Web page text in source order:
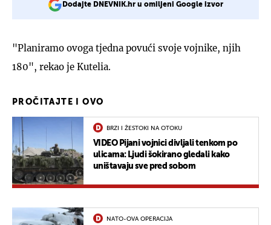
Dodajte DNEVNIK.hr u omiljeni Google izvor
"Planiramo ovoga tjedna povući svoje vojnike, njih
180", rekao je Kutelia.
PROČITAJTE I OVO
BRZI I ŽESTOKI NA OTOKU
VIDEO Pijani vojnici divljali tenkom po
ulicama: Ljudi šokirano gledali kako
uništavaju sve pred sobom
NATO-OVA OPERACIJA